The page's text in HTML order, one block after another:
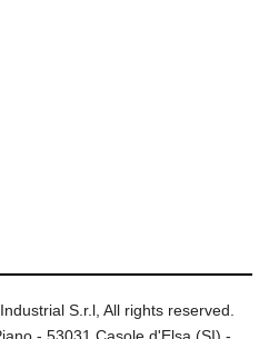
S.r.l, All rights reserved.
- 53031 Casole d'Elsa (SI) -